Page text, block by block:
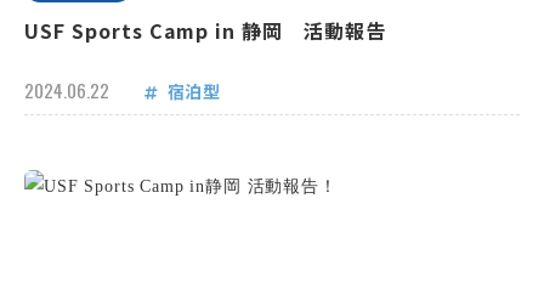
USF Sports Camp in 静岡 活動報告
2024.06.22 宿泊型